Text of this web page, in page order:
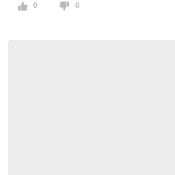
0 0